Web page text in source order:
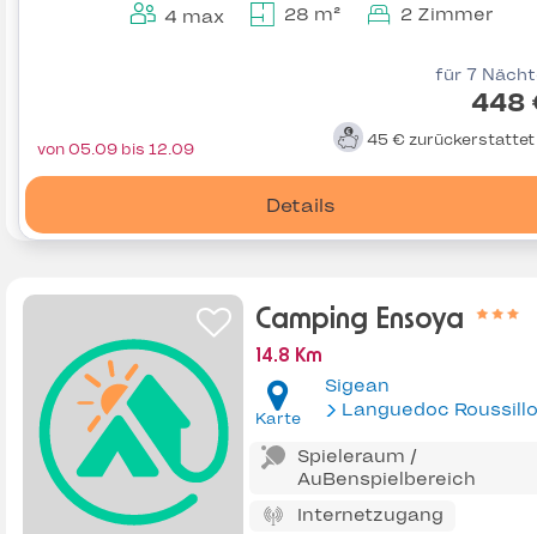
4 max 28 m² 2 Zimmer
für 7
448
45 € zurückerstattet
Details
von 05.09 bis 12.09
Camping Ensoya
14.8 Km
Karte
Sigean
Languedoc
Spieleraum /
AuBenspielbereich
Internetzugang